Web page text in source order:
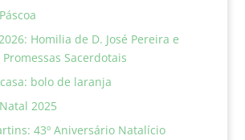
Homilia de D. José Pereira e
Sacerdotais
bolo de laranja
2025
43º Aniversário Natalício